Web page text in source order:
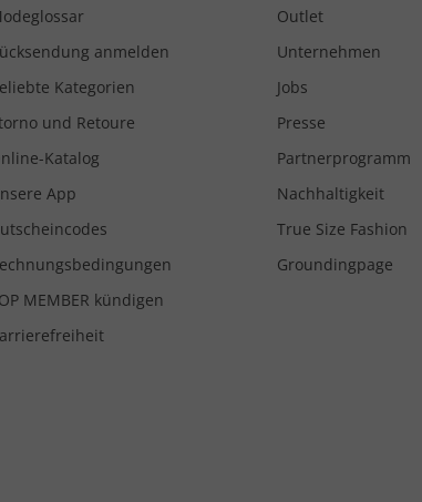
anmelden
Kategorien
und Retoure
Katalog
App
MEMBER kündigen
Outlet
Unternehmen
Jobs
Presse
Partnerprogramm
Nachhaltigkeit
True Size Fashion
Groundingpage